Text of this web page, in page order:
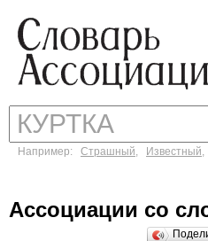
Например: Страшный, Известный,
Ассоциации со